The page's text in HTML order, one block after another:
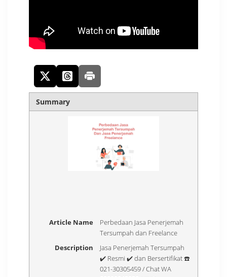
Summary
Article Name
Perbedaan Jasa Penerjemah
Tersumpah dan Freelance
Description
Jasa Penerjemah Tersumpah
✔️ Resmi ✔️ dan Bersertifikat ☎️
021-30305459 / Chat WA